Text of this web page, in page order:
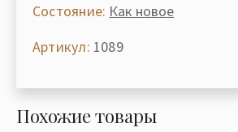
Состояние: Как новое
Артикул: 1089
Похожие товары